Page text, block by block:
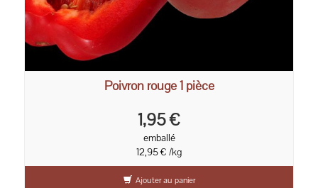
Poivron rouge 1 pièce
1,95 €
emballé
12,95 € /kg
Ajouter au panier